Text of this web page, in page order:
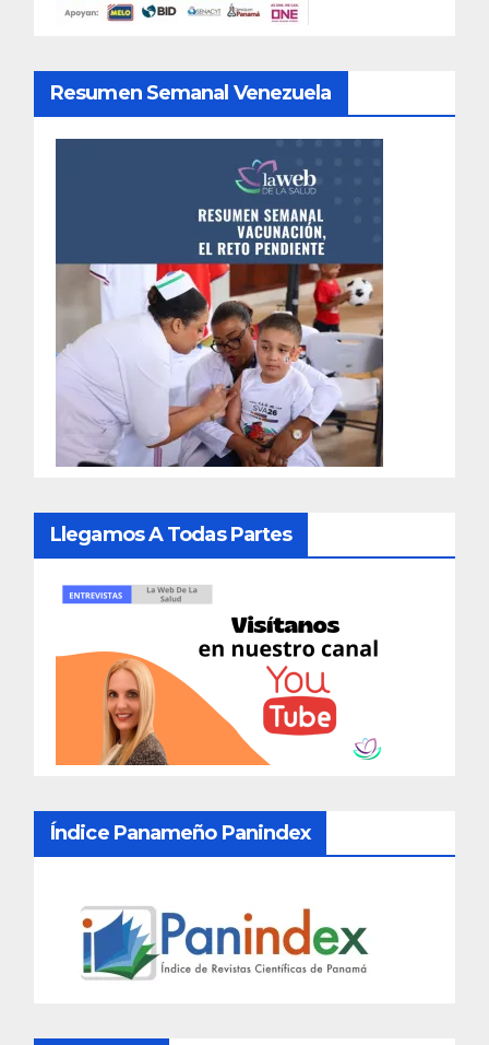
Resumen Semanal Venezuela
Llegamos A Todas Partes
Índice Panameño Panindex